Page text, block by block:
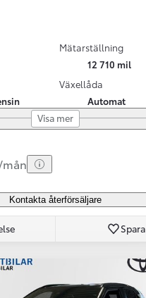
Mätarställning
12 710 mil
Växellåda
Automat
Visa mer
mån
Kontakta återförsäljare
Spara